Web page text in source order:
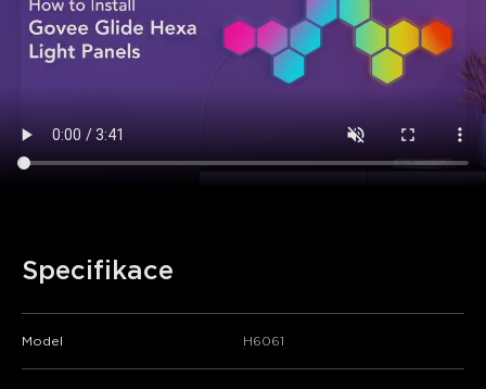
Specifikace
Model H6061